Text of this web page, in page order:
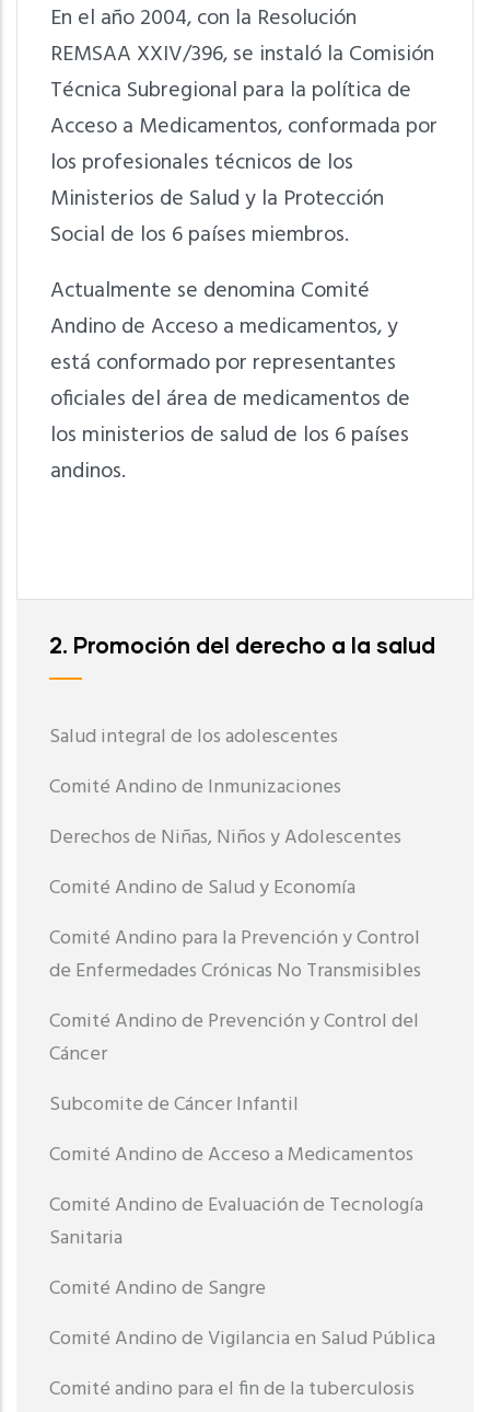
En el año 2004, con la Resolución
REMSAA XXIV/396, se instaló la Comisión
Técnica Subregional para la política de
Acceso a Medicamentos, conformada por
los profesionales técnicos de los
Ministerios de Salud y la Protección
Social de los 6 países miembros.
Actualmente se denomina Comité
Andino de Acceso a medicamentos, y
está conformado por representantes
oficiales del área de medicamentos de
los ministerios de salud de los 6 países
andinos.
2. Promoción del derecho a la salud
Salud integral de los adolescentes
Comité Andino de Inmunizaciones
Derechos de Niñas, Niños y Adolescentes
Comité Andino de Salud y Economía
Comité Andino para la Prevención y Control
de Enfermedades Crónicas No Transmisibles
Comité Andino de Prevención y Control del
Cáncer
Subcomite de Cáncer Infantil
Comité Andino de Acceso a Medicamentos
Comité Andino de Evaluación de Tecnología
Sanitaria
Comité Andino de Sangre
Comité Andino de Vigilancia en Salud Pública
Comité andino para el fin de la tuberculosis